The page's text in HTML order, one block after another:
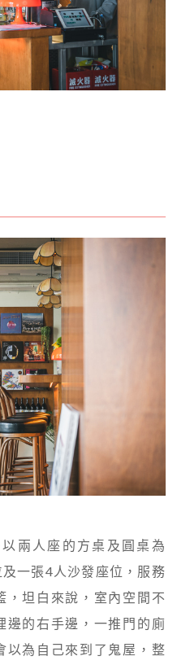
兩人座的方桌及圓桌為
一張4人沙發座位，服務
，坦白來說，室內空間不
邊的右手邊，一推門的廁
以為自己來到了鬼屋，整